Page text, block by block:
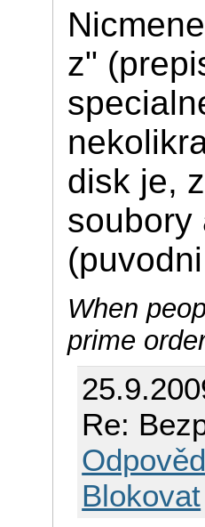
z"
disk je,
soubory
When
prime
Re:
Blokovat